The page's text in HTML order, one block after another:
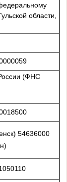
области,
(ФНС
54636000